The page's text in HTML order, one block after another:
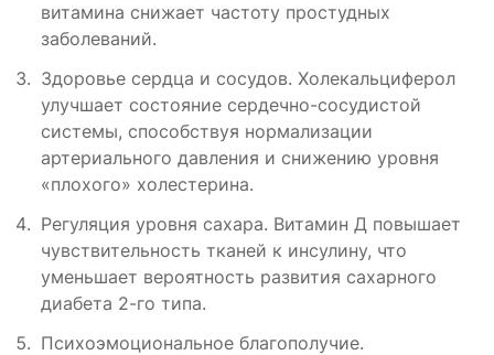
витамина снижает частоту простудных
заболеваний.
Здоровье сердца и сосудов. Холекальциферол
улучшает состояние сердечно-сосудистой
системы, способствуя нормализации
артериального давления и снижению уровня
«плохого» холестерина.
Регуляция уровня сахара. Витамин Д повышает
чувствительность тканей к инсулину, что
уменьшает вероятность развития сахарного
диабета 2-го типа.
Психоэмоциональное благополучие.